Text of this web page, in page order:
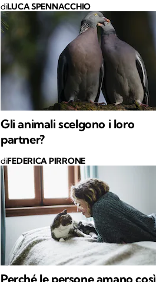
diLUCA SPENNACCHIO
Gli animali scelgono i loro
partner?
diFEDERICA PIRRONE
Perché le persone amano così